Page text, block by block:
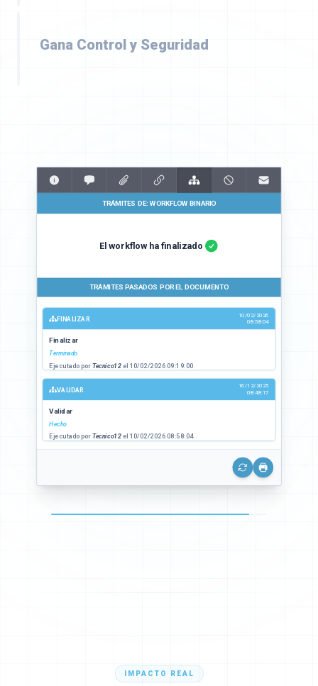
Gana Control y Seguridad
TRÁMITES DE:WORKFLOW OPERATIVO
El workflow ha finalizado
TRÁMITES PASADOS POR EL DOCUMENTO
FINALIZAR
10/02/2026
08:58:04
Finalizar
Terminado
Ejecutado por Tecnico12el 10/02/2026 09:19:00
VALIDAR
16/12/2025
08:48:17
Validar
Hecho
Ejecutado por Tecnico12el 10/02/2026 08:58:04
IMPACTO REAL